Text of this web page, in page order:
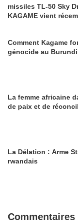
missiles TL-50 Sky
KAGAME vient
Comment Kagame
génocide au Burundi
La femme africaine
de paix et de
La Délation : Arme
rwandais
Commentaires